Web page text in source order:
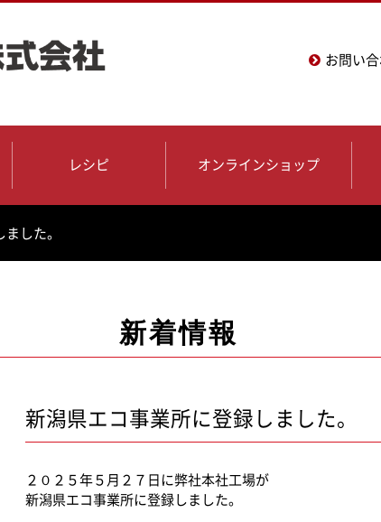
お問い
レシピ オンラインショップ
した。
新着情報
新潟県エコ事業所に登録しました。
２０２５年５月２７日に弊社本社工場が
新潟県エコ事業所に登録しました。